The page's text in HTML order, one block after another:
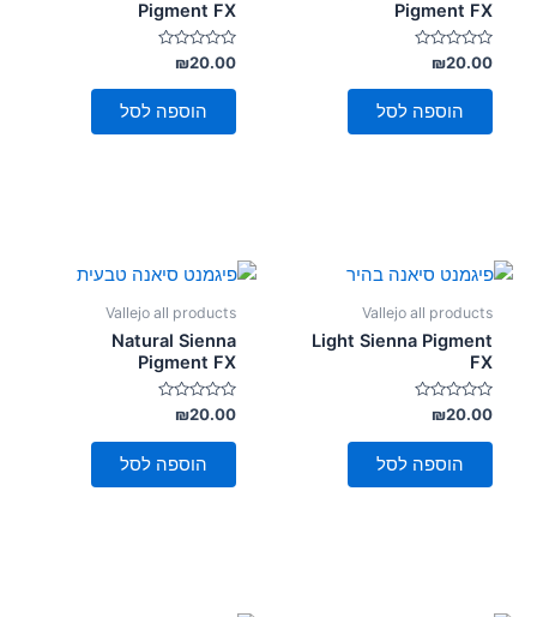
Pigment FX
דורג
0
מתוך
₪20.00
הוספה לסל
Pigment FX
דורג
0
מתוך
₪20.00
הוספה לסל
Vallejo all products
Light Sienna Pigment
FX
דורג
0
מתוך
₪20.00
הוספה לסל
Vallejo all products
Natural Sienna
Pigment FX
דורג
0
מתוך
₪20.00
הוספה לסל